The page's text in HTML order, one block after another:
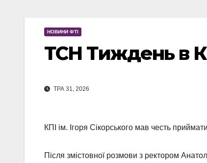
НОВИНИ ФТІ
ТСН Тиждень в
ТРА 31, 2026
КПІ ім. Ігоря Сікорського мав честь
Після змістовної розмови з ректором